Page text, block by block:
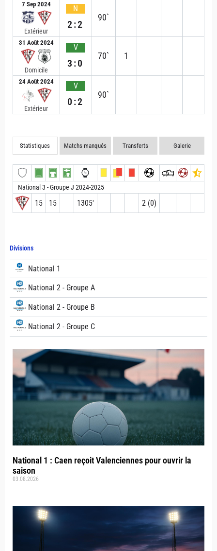
Divisions
National 1
National 2 - Groupe A
National 2 - Groupe B
National 2 - Groupe C
National 1 : Caen reçoit Valenciennes pour ouvrir la
saison
03.08.2026
7 Sep 2024
Extérieur
N
2:2
90`
31 Août 2024
Domicile
V
3:0
70` 1
24 Août 2024
Extérieur
V
0:2
90`
Statistiques Matchs manqués Transferts Galerie
National 3 - Groupe J 2024-2025
15 15 1305′ 2 (0)